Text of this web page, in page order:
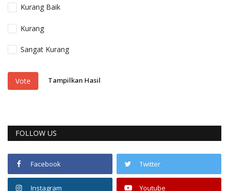
Kurang Baik
Kurang
Sangat Kurang
Vote Tampilkan Hasil
FOLLOW US
Facebook Twitter
Instagram Youtube